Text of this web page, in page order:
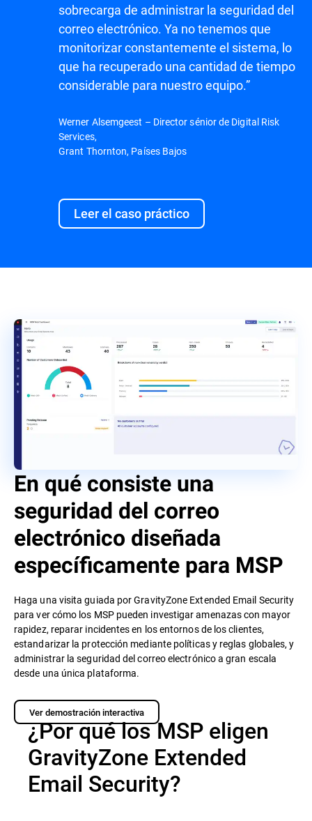
sobrecarga de administrar la seguridad del
correo electrónico. Ya no tenemos que
monitorizar constantemente el sistema, lo
que ha recuperado una cantidad de tiempo
considerable para nuestro equipo.”
Werner Alsemgeest – Director sénior de Digital Risk
Services,
Grant Thornton, Países Bajos
Leer el caso práctico
En qué consiste una
seguridad del correo
electrónico diseñada
específicamente para MSP
Haga una visita guiada por GravityZone Extended Email Security
para ver cómo los MSP pueden investigar amenazas con mayor
rapidez, reparar incidentes en los entornos de los clientes,
estandarizar la protección mediante políticas y reglas globales, y
administrar la seguridad del correo electrónico a gran escala
desde una única plataforma.
Ver demostración interactiva
¿Por qué los MSP eligen
GravityZone Extended
Email Security?